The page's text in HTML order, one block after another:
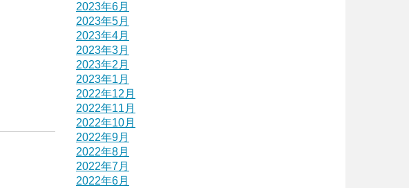
2023年6月
2023年5月
2023年4月
2023年3月
2023年2月
2023年1月
2022年12月
2022年11月
2022年10月
2022年9月
2022年8月
2022年7月
2022年6月